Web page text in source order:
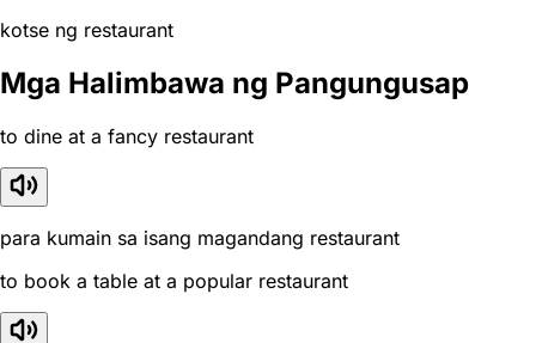
kotse ng restaurant
Mga Halimbawa ng Pangungusap
to dine at a fancy restaurant
para kumain sa isang magandang restaurant
to book a table at a popular restaurant